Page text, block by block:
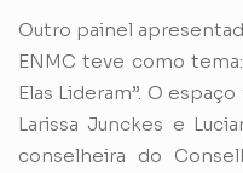
Outro painel
ENMC teve como
Elas Lideram”. O
Larissa Junckes e
conselheira do